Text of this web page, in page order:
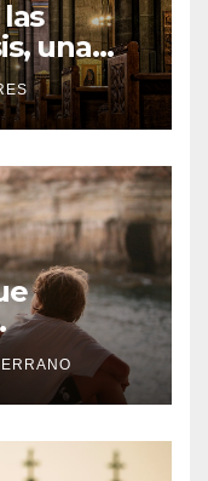
C
O
M
N
T
A
R
I
O
S
una
de
N
O
H
A
Y
N
O